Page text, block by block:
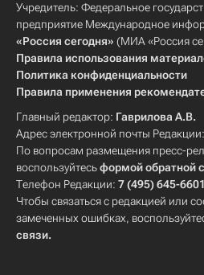
Учредитель: Федеральное
предприятие Международное
«Россия сегодня» (МИА «Россия
Правила использования
Политика конфиденциальности
Правила применения
Главный редактор: Гаврилова А.В.
Адрес электронной почты Редакции:
По вопросам размещения пресс-
воспользуйтесьформой обратной
Телефон Редакции: 7 (495) 645-6601
Чтобы связаться с редакцией или
замеченных ошибках,
связи.